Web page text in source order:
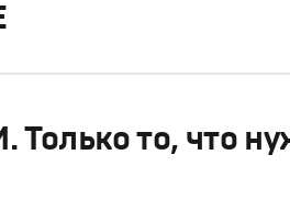
Только то, что